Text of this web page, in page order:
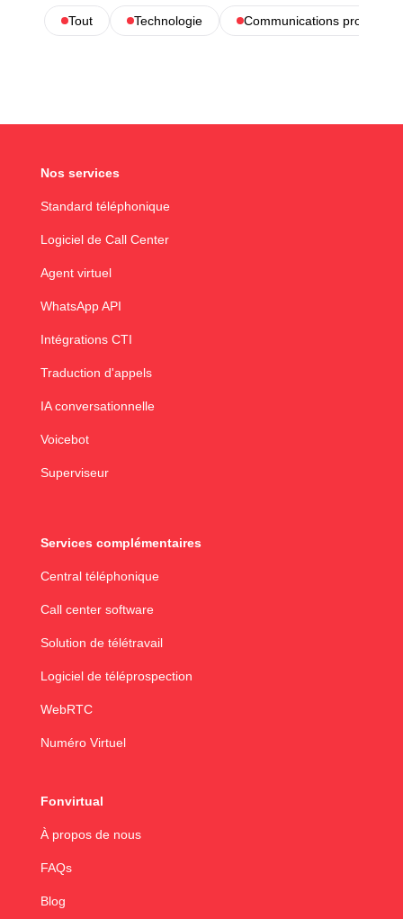
Tout Technologie Communications
Nos services
Standard téléphonique
Logiciel de Call Center
Agent virtuel
WhatsApp API
Intégrations CTI
Traduction d'appels
IA conversationnelle
Voicebot
Superviseur
Services complémentaires
Central téléphonique
Call center software
Solution de télétravail
Logiciel de téléprospection
WebRTC
Numéro Virtuel
Fonvirtual
À propos de nous
FAQs
Blog